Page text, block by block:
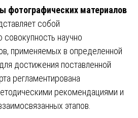
фотографических материалов
собой
совокупность научно
применяемых в определенной
достижения поставленной
регламентирована
рекомендациями и
этапов.